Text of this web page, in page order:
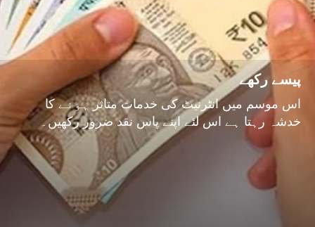
پیسے رکھے
اس موسم میں انٹرنیٹ کی خدمات متاثر ہونے کا
خدشہ رہتا ہے اس لئے اپنے پاس نقد ضرور رکھیں۔